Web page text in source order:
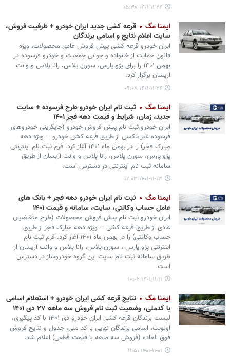
۱۴۰۱-۱۱-۲۴ ۱۵:۳۸
ایمنا مگ
قرعه کشی جدید ایران خودرو + ظرفیت فروش،
سایت اعلام نتایج و اسامی برندگان
ایران خودرو قرعه کشی پیش فروش عادی محصولات، ویژه
قانون حمایت از خانواده و جوانی جمعیت و خودرو فرسوده در
بهمن ۱۴۰۱ را برای پژو پارس، سورن پلاس، رانا پلاس و وانت
آریسان برگزار کرد.
۱۴۰۱-۱۱-۲۴ ۰۹:۰۸
ایمنا مگ
ثبت نام ایران خودرو طرح فرسوده + سایت
جدید، زمان، شرایط و قیمت دهه فجر ۱۴۰۱
ایران خودرو ثبت نام پیش فروش خودرو (جایگزینی خودروهای
فرسوده غیر تاکسی از طریق قرعه کشی خودرو – ویژه دهه
مبارک فجر) را در بهمن ماه ۱۴۰۱ آغاز کرد. فرم ثبت نام اینترنتی
پژو پارس، سورن پلاس، رانا پلاس و وانت آریسان از طریق
سامانه ثبت نام اینترنتی در دسترس است.
۱۴۰۱-۱۱-۱۳ ۱۲:۰۳
ایمنا مگ
ثبت نام ایران خودرو دهه فجر + بانک های
عامل حساب وکالتی، سایت، سامانه و قیمت ۱۴۰۱
ایران خودرو ثبت نام پیش فروش محصولات (طرح متقاضیان
عادی از طریق قرعه کشی – ویژه دهه مبارک فجر از طریق
حساب وکالتی) را در بهمن ماه ۱۴۰۱ آغاز کرد. فرم ثبت نام
اینترنتی پژو پارس ، سورن پلاس، رانا پلاس و وانت آریسان از
طریق سامانه ثبت نام سایت این گروه خودروساز در دسترس
است.
۱۴۰۱-۱۱-۱۱ ۱۰:۰۲
ایمنا مگ
نتایج قرعه کشی ایران خودرو + استعلام اسامی
با کدملی، وضعیت ثبت نام فروش سه ماهه ۲۷ دی ۱۴۰۱
لیست برندگان قرعه کشی ایران خودرو دی ۱۴۰۱ با کد پیگیری،
اولویت، اسامی برندگان نهایی با کد ملی، جدول و نتایج فروش
فوق العاده (فروش سه ماهه با قیمت قطعی) اعلام شد.
۱۴۰۱-۱۱-۰۱ ۱۱:۵۱